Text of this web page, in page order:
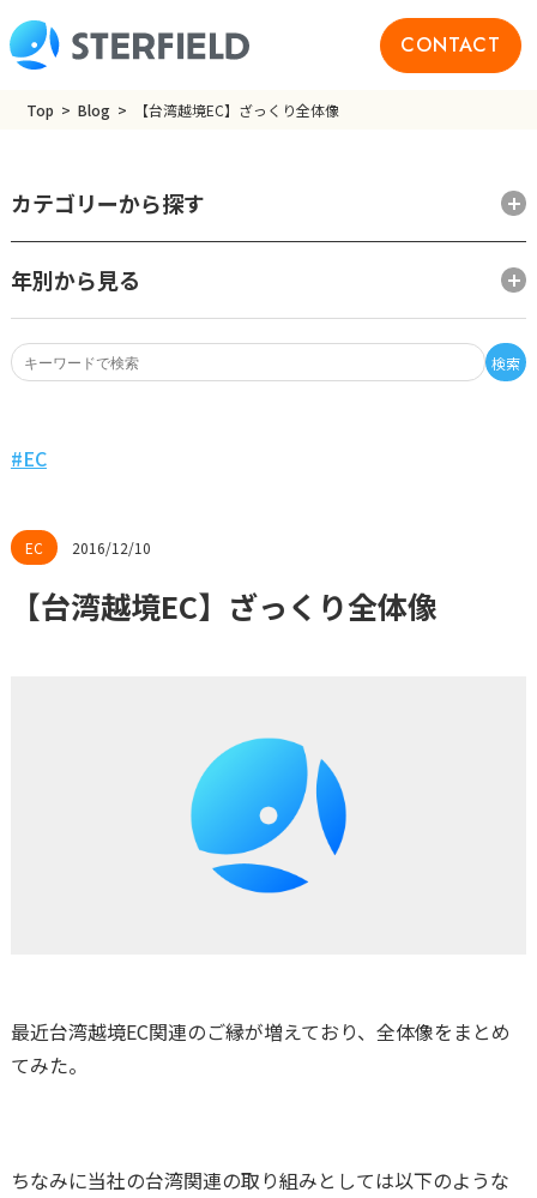
CONTACT
Top Blog 【台湾越境EC】ざっくり全体像
検索
カテゴリーから探す
年別から見る
2016/12/10
EC
【台湾越境EC】ざっくり全体像
最近台湾越境EC関連のご縁が増えており、全体像をまとめ
てみた。
ちなみに当社の台湾関連の取り組みとしては以下のような